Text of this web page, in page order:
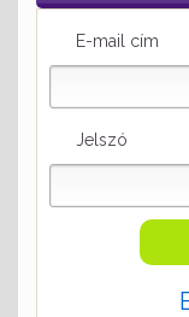
E-mail cím
Jelszó